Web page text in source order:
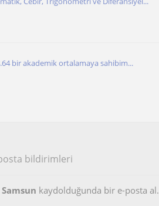
bir akademik ortalamaya sahibim...
bildirimleri
kaydolduğunda bir e-posta al.